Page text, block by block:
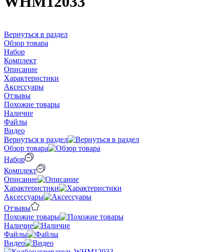
Вернуться в раздел
Обзор товара
Набор
Комплект
Описание
Характеристики
Аксессуары
Отзывы
Похожие товары
Наличие
Файлы
Видео
Вернуться в раздел
Обзор товара
Набор
Комплект
Описание
Характеристики
Аксессуары
Отзывы
Похожие товары
Наличие
Файлы
Видео